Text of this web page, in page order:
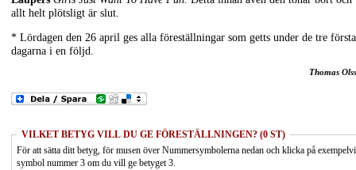
allt helt plötsligt är slut.
* Lördagen den 26 april ges alla föreställningar som getts under de tre första
dagarna i en följd.
Thomas
VILKET BETYG VILL DU GE FÖRESTÄLLNINGEN? (0 ST)
För att sätta ditt betyg, för musen över Nummersymbolerna nedan och klicka på
symbol nummer 3 om du vill ge betyget 3.